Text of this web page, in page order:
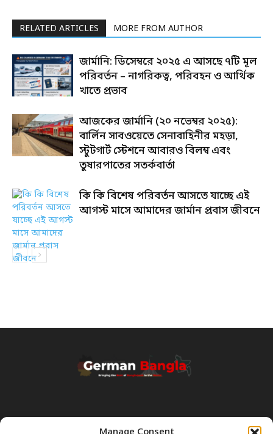
RELATED ARTICLES MORE FROM AUTHOR
জার্মানি: ডিসেম্বরে ২০২৫ এ আসছে ৭টি মূল
পরিবর্তন – নাগরিকত্ব, পরিবহন ও আর্থিক
খাতে প্রভাব
আজকের জার্মানি (২০ নভেম্বর ২০২৫):
বার্লিন সাবওয়েতে সেনাবাহিনীর মহড়া,
স্টুটগার্ট স্টেশনে আবারও বিলম্ব এবং
তুষারপাতের সতর্কবার্তা
কি কি বিশেষ পরিবর্তন আসতে যাচ্ছে এই
আগস্ট মাসে আমাদের জার্মান প্রবাস জীবনে